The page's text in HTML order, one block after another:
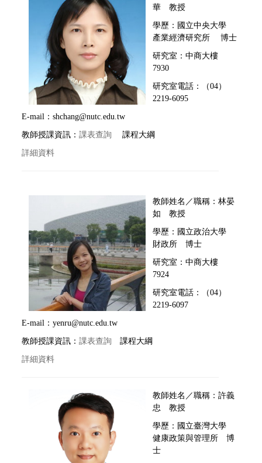
華 教授
學歷： 國立中央大學
產業經濟研究所 博士
研究室：中商大樓
7930
研究室電話：（04）
2219-6095
E-mail：shchang@nutc.edu.tw
教師授課資訊： 課表查詢 課程大綱
詳細資料
教師姓名／職稱：林晏
如 教授
學歷： 國立政治大學
財政所 博士
研究室：中商大樓
7924
研究室電話：（04）
2219-6097
E-mail：yenru@nutc.edu.tw
教師授課資訊： 課表查詢 課程大綱
詳細資料
教師姓名／職稱：許義
忠 教授
學歷：國立臺灣大學
健康政策與管理所 博
士